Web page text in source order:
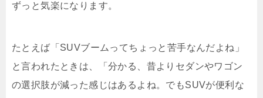
ずっと気楽になります。
たとえば「SUVブームってちょっと苦手なんだよね」
と言われたときは、「分かる、昔よりセダンやワゴン
の選択肢が減った感じはあるよね。でもSUVが便利な